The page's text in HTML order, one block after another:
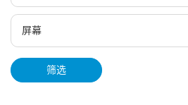
屏幕
筛选